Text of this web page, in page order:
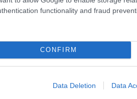
functionality and fraud
CONFIRM
Data Deletion Data